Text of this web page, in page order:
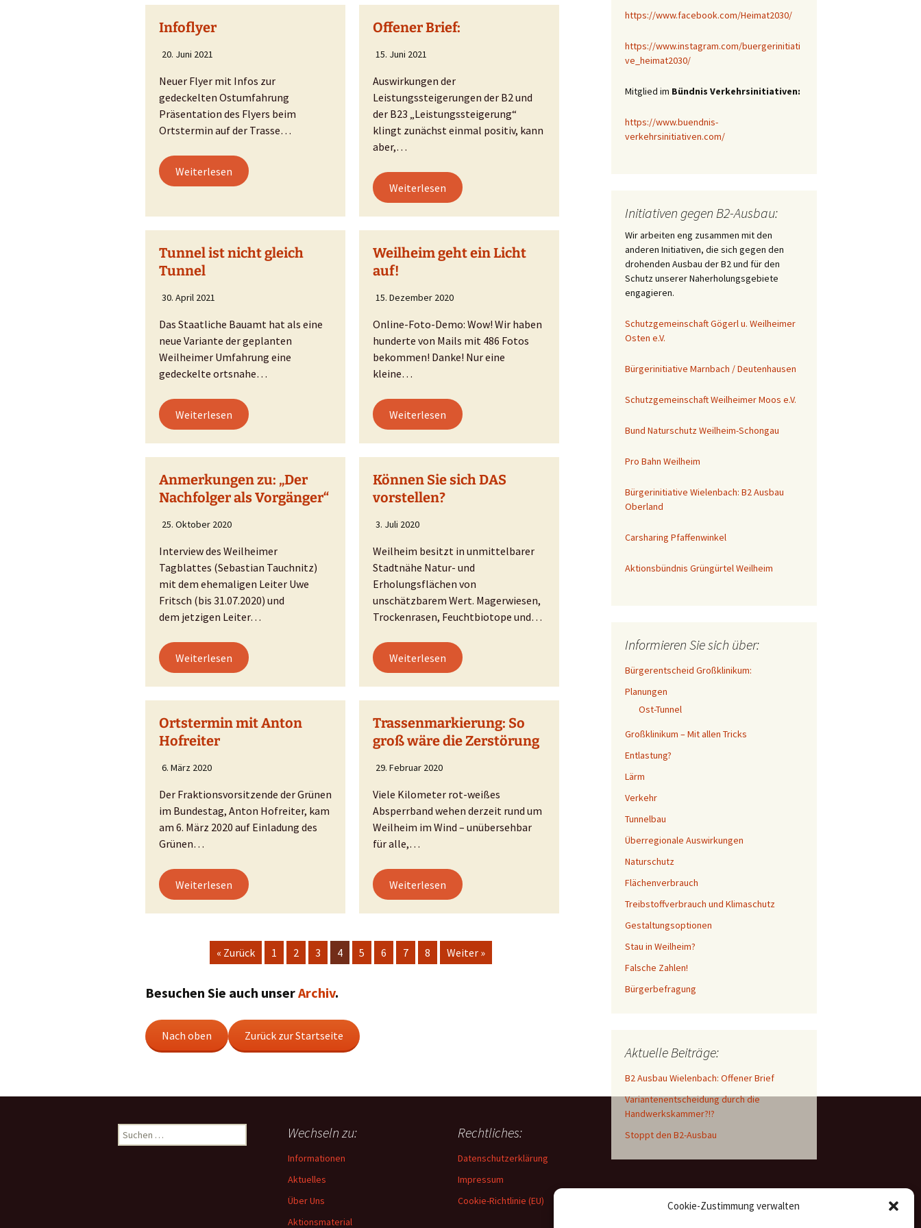
Cookie-Zustimmung verwalten
Überregionale
Gestaltungsoptionen
Falsche Zahlen!
Bürgerbefragung
Infoflyer
20. Juni 2021
Neuer Flyer mit Infos zur
gedeckelten Ostumfahrung
Präsentation des Flyers beim
Ortstermin auf der Trasse…
Weiterlesen
Offener Brief:
15. Juni 2021
Auswirkungen der
Leistungssteigerungen der B2 und
der B23 „Leistungssteigerung“
klingt zunächst einmal positiv, kann
aber,…
Weiterlesen
Tunnel ist nicht gleich
Tunnel
30. April 2021
Das Staatliche Bauamt hat als eine
neue Variante der geplanten
Weilheimer Umfahrung eine
gedeckelte ortsnahe…
Weiterlesen
Weilheim geht ein Licht
auf!
15. Dezember 2020
Online-Foto-Demo: Wow! Wir haben
hunderte von Mails mit 486 Fotos
bekommen! Danke! Nur eine
kleine…
Weiterlesen
Anmerkungen zu: „Der
Nachfolger als Vorgänger“
25. Oktober 2020
Interview des Weilheimer
Tagblattes (Sebastian Tauchnitz)
mit dem ehemaligen Leiter Uwe
Fritsch (bis 31.07.2020) und
dem jetzigen Leiter…
Weiterlesen
Können Sie sich DAS
vorstellen?
3. Juli 2020
Weilheim besitzt in unmittelbarer
Stadtnähe Natur- und
Erholungsflächen von
unschätzbarem Wert. Magerwiesen,
Trockenrasen, Feuchtbiotope und…
Weiterlesen
Ortstermin mit Anton
Hofreiter
6. März 2020
Der Fraktionsvorsitzende der Grünen
im Bundestag, Anton Hofreiter, kam
am 6. März 2020 auf Einladung des
Grünen…
Weiterlesen
Trassenmarkierung: So
groß wäre die Zerstörung
29. Februar 2020
Viele Kilometer rot-weißes
Absperrband wehen derzeit rund um
Weilheim im Wind – unübersehbar
für alle,…
Weiterlesen
« Zurück 1 2 3 4 5 6 7 8 Weiter »
Besuchen Sie auch unserArchiv.
Nach oben Zurück zur Startseite
https://www.facebook.com/Heimat2030/
https://www.instagram.com/buergerinitiati
ve_heimat2030/
Mitglied im Bündnis Verkehrsinitiativen:
https://www.buendnis-
verkehrsinitiativen.com/
Initiativen gegen B2-Ausbau:
Wir arbeiten eng zusammen mit den
anderen Initiativen, die sich gegen den
drohenden Ausbau der B2 und für den
Schutz unserer Naherholungsgebiete
engagieren.
Schutzgemeinschaft Gögerl u. Weilheimer
Osten e.V.
Bürgerinitiative Marnbach / Deutenhausen
Schutzgemeinschaft Weilheimer Moos e.V.
Bund Naturschutz Weilheim-Schongau
Pro Bahn Weilheim
Bürgerinitiative Wielenbach: B2 Ausbau
Oberland
Carsharing Pfaffenwinkel
Aktionsbündnis Grüngürtel Weilheim
Informieren Sie sich über:
Bürgerentscheid Großklinikum:
Planungen
Ost-Tunnel
Großklinikum – Mit allen Tricks
Entlastung?
Lärm
Verkehr
Tunnelbau
Überregionale Auswirkungen
Naturschutz
Flächenverbrauch
Treibstoffverbrauch und Klimaschutz
Gestaltungsoptionen
Stau in Weilheim?
Falsche Zahlen!
Bürgerbefragung
Aktuelle Beiträge:
B2 Ausbau Wielenbach: Offener Brief
Variantenentscheidung durch die
Handwerkskammer?!?
Stoppt den B2-Ausbau
Suchen
nach:
Wechseln zu:
Informationen
Aktuelles
Über Uns
Aktionsmaterial
Rechtliches:
Datenschutzerklärung
Impressum
Cookie-Richtlinie (EU)